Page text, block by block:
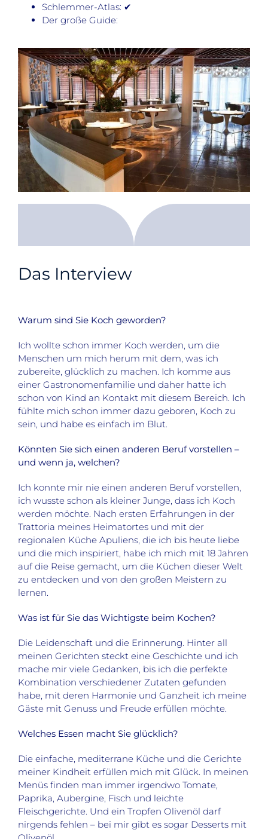
Schlemmer-Atlas: ✔
Der große Guide:
Das Interview
Warum sind Sie Koch geworden?
Ich wollte schon immer Koch werden, um die
Menschen um mich herum mit dem, was ich
zubereite, glücklich zu machen. Ich komme aus
einer Gastronomenfamilie und daher hatte ich
schon von Kind an Kontakt mit diesem Bereich. Ich
fühlte mich schon immer dazu geboren, Koch zu
sein, und habe es einfach im Blut.
Könnten Sie sich einen anderen Beruf vorstellen –
und wenn ja, welchen?
Ich konnte mir nie einen anderen Beruf vorstellen,
ich wusste schon als kleiner Junge, dass ich Koch
werden möchte. Nach ersten Erfahrungen in der
Trattoria meines Heimatortes und mit der
regionalen Küche Apuliens, die ich bis heute liebe
und die mich inspiriert, habe ich mich mit 18 Jahren
auf die Reise gemacht, um die Küchen dieser Welt
zu entdecken und von den großen Meistern zu
lernen.
Was ist für Sie das Wichtigste beim Kochen?
Die Leidenschaft und die Erinnerung. Hinter all
meinen Gerichten steckt eine Geschichte und ich
mache mir viele Gedanken, bis ich die perfekte
Kombination verschiedener Zutaten gefunden
habe, mit deren Harmonie und Ganzheit ich meine
Gäste mit Genuss und Freude erfüllen möchte.
Welches Essen macht Sie glücklich?
Die einfache, mediterrane Küche und die Gerichte
meiner Kindheit erfüllen mich mit Glück. In meinen
Menüs finden man immer irgendwo Tomate,
Paprika, Aubergine, Fisch und leichte
Fleischgerichte. Und ein Tropfen Olivenöl darf
nirgends fehlen – bei mir gibt es sogar Desserts mit